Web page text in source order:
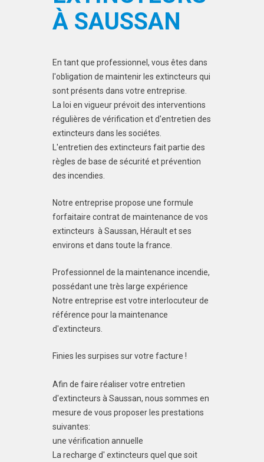
À SAUSSAN
En tant que professionnel, vous êtes dans
l'obligation de maintenir les extincteurs qui
sont présents dans votre entreprise.
La loi en vigueur prévoit des interventions
régulières de vérification et d'entretien des
extincteurs dans les sociétes.
L'entretien des extincteurs fait partie des
règles de base de sécurité et prévention
des incendies.
Notre entreprise propose une formule
forfaitaire contrat de maintenance de vos
extincteurs à Saussan, Hérault et ses
environs et dans toute la france.
Professionnel de la maintenance incendie,
possédant une très large expérience
Notre entreprise est votre interlocuteur de
référence pour la maintenance
d'extincteurs.
Finies les surpises sur votre facture !
Afin de faire réaliser votre entretien
d'extincteurs à Saussan, nous sommes en
mesure de vous proposer les prestations
suivantes:
une vérification annuelle
La recharge d' extincteurs quel que soit